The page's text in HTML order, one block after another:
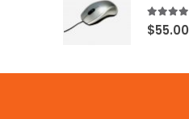
4.00
$55.00